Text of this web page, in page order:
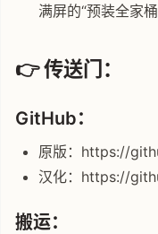
满屏的“预装全家
👉 传送门：
GitHub：
原版：https://
汉化：https://
搬运：